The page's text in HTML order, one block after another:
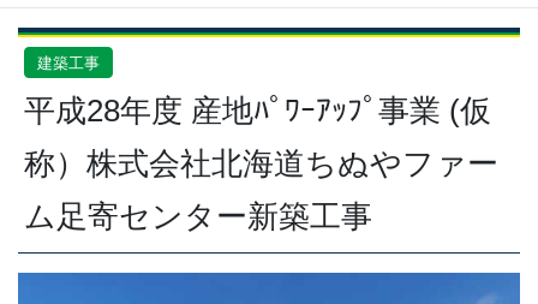
建築工事
平成28年度 産地ﾊﾟﾜｰｱｯﾌﾟ事業 (仮
称）株式会社北海道ちぬやファー
ム足寄センター新築工事